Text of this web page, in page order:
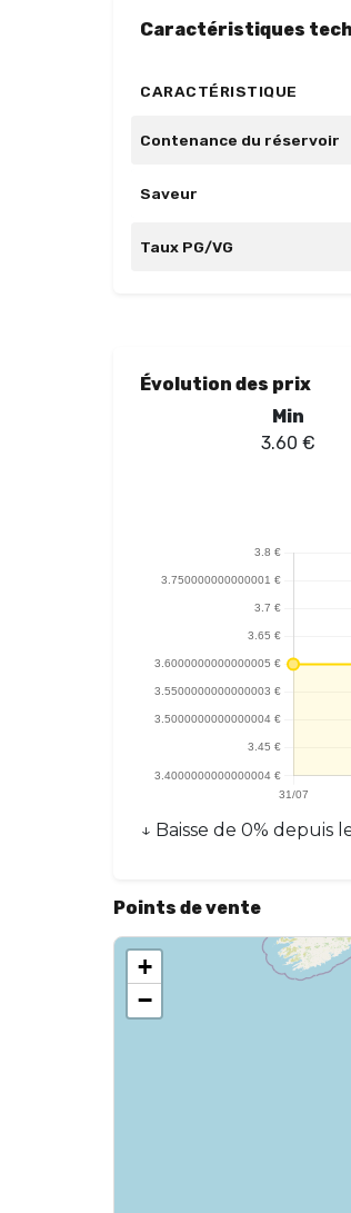
Caractéristiques
CARACTÉRISTIQUE
Contenance du réservoir
Saveur
Taux PG/VG
Évolution des prix
Min
3.60 €
↓ Baisse de 0% depuis
Points de vente
+
−